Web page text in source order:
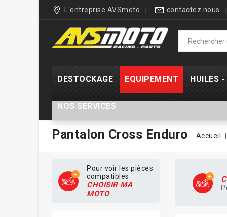
L'entreprise AVSmoto contactez nous
DESTOCKAGE EQUIPEMENT HUILES
NOS SERVICES
Pantalon Cross Enduro Accueil
Pour voir les pièces
compatibles
CHOISIR MA
MOTO